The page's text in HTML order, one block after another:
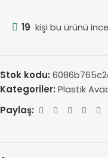
19 kişi bu ürünü
Stok kodu:
Kategoriler: Plastik
Paylaş: